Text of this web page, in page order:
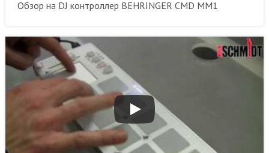
Обзор на DJ контроллер BEHRINGER CMD MM1